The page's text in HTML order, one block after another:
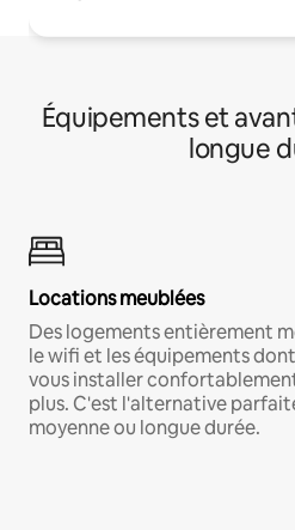
Équipements et
longue
Locations meublées
Des logements entièrement
le wifi et les équipements
vous installer
plus. C'est l'alternative
moyenne ou longue durée.